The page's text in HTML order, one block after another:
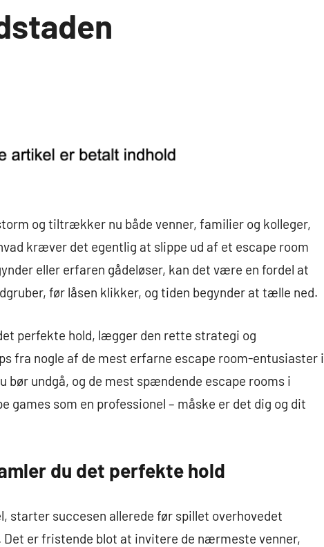
og tiltrækker nu både venner, familier og kolleger,
kræver det egentlig at slippe ud af et escape room
eller erfaren gådeløser, kan det være en fordel at
før låsen klikker, og tiden begynder at tælle ned.
perfekte hold, lægger den rette strategi og
fra nogle af de mest erfarne escape room-entusiaster i
bør undgå, og de mest spændende escape rooms i
games som en professionel – måske er det dig og dit
du det perfekte hold
starter succesen allerede før spillet overhovedet
er fristende blot at invitere de nærmeste venner,